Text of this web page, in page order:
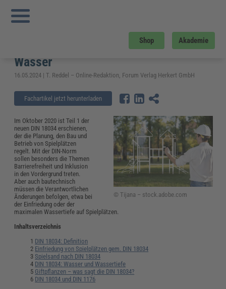
Shop Akademie
Sie sind hier:
Vorgaben zu Einfriedung, Spielsand und Wasser
DIN 18034: Spielplätze – Vorgaben
zu Einfriedung, Spielsand und
Wasser
16.05.2024 | T. Reddel – Online-Redaktion, Forum Verlag Herkert GmbH
Fachartikel jetzt herunterladen
© Tijana – stock.adobe.com
Im Oktober 2020 ist Teil 1 der
neuen DIN 18034 erschienen,
der die Planung, den Bau und
Betrieb von Spielplätzen
regelt. Mit der DIN-Norm
sollen besonders die Themen
Barrierefreiheit und Inklusion
in den Vordergrund treten.
Aber auch bautechnisch
müssen die Verantwortlichen
Änderungen befolgen, etwa bei
der Einfriedung oder der
maximalen Wassertiefe auf Spielplätzen.
Inhaltsverzeichnis
DIN 18034: Definition
Einfriedung von Spielplätzen gem. DIN 18034
Spielsand nach DIN 18034
DIN 18034: Wasser und Wassertiefe
Giftpflanzen – was sagt die DIN 18034?
DIN 18034 und DIN 1176